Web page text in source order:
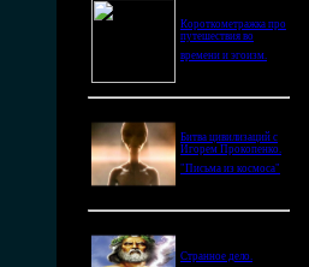
Короткометражка про
путешествия во
времени и эгоизм.
Битва цивилизаций с
Игорем Прокопенко.
"Письма из космоса"
Странное дело.